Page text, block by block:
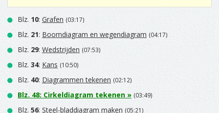
Blz. 10: Grafen (03:17)
Blz. 21: Boomdiagram en wegendiagram (04:17)
Blz. 29: Wedstrijden (07:53)
Blz. 34: Kans (10:50)
Blz. 40: Diagrammen tekenen (02:12)
Blz. 48: Cirkeldiagram tekenen » (03:49)
Blz. 56: Steel-bladdiagram maken (05:21)